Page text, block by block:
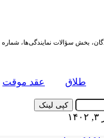
طلاق عقد موقت
کپی لینک